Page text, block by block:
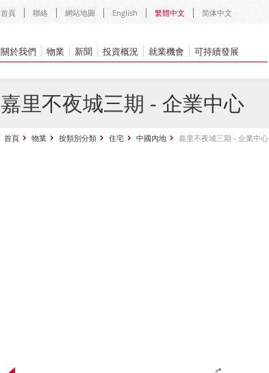
首頁 聯絡 網站地圖 English 繁體中文 简体中文
關於我們 物業 新聞 投資概況 就業機會 可持續發展
嘉里不夜城三期 - 企業中心
首頁 物業 按類別分類 住宅 中國內地 嘉里不夜城三期 - 企業中心